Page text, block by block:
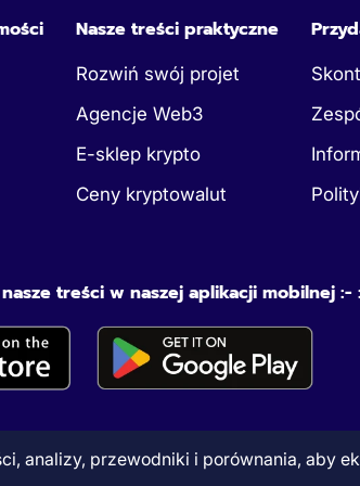
Nasze treści praktyczne
Rozwiń swój projet
Agencje Web3
E-sklep krypto
Ceny kryptowalut
treści w naszej aplikacji mobilnej :-
analizy, przewodniki i porównania, aby